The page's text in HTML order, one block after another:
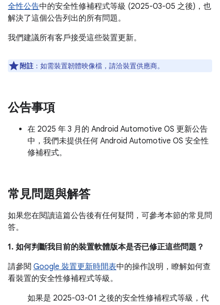
全性公告中的安全性修補程式等級 (2025-03-05 之後)，也
解決了這個公告列出的所有問題。
我們建議所有客戶接受這些裝置更新。
附註 ：如需裝置韌體映像檔，請洽裝置供應商。
公告事項
在 2025 年 3 月的 Android Automotive OS 更新公告
中，我們未提供任何 Android Automotive OS 安全性
修補程式。
常見問題與解答
如果您在閱讀這篇公告後有任何疑問，可參考本節的常見問
答。
1. 如何判斷我目前的裝置軟體版本是否已修正這些問題？
請參閱 Google 裝置更新時間表中的操作說明，瞭解如何查
看裝置的安全性修補程式等級。
如果是 2025-03-01 之後的安全性修補程式等級，代